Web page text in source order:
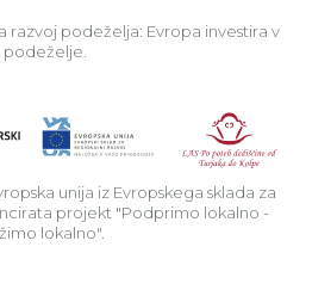
razvoj podeželja: Evropa investira v
podeželje.
unija iz Evropskega sklada za
projekt "Podprimo lokalno -
lokalno".